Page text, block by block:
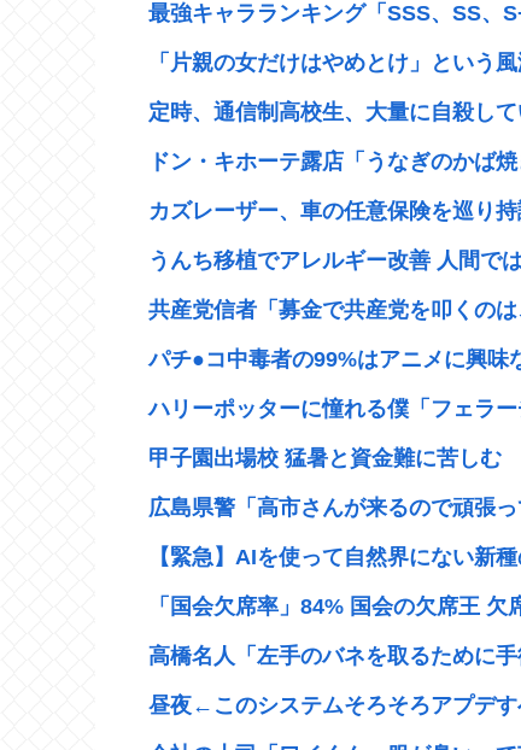
最強キャラランキング「SSS、SS、
「片親の女だけはやめとけ」という
定時、通信制高校生、大量に自殺し
ドン・キホーテ露店「うなぎのかば
カズレーザー、車の任意保険を巡り
うんち移植でアレルギー改善 人間で
共産党信者「募金で共産党を叩くの
パチ●コ中毒者の99%はアニメに興味
ハリーポッターに憧れる僕「フェラ
甲子園出場校 猛暑と資金難に苦しむ
広島県警「高市さんが来るので頑張
【緊急】AIを使って自然界にない新
「国会欠席率」84% 国会の欠席王 欠
高橋名人「左手のバネを取るために手
昼夜←このシステムそろそろアプデ